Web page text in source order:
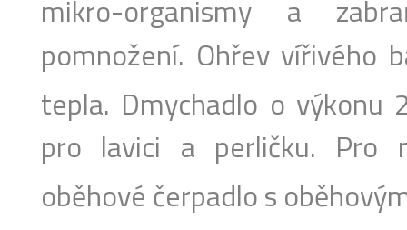
mikro-organismy a
pomnožení. Ohřev vířivého
tepla. Dmychadlo o výkonu
pro lavici a perličku. Pro
oběhové čerpadlo s